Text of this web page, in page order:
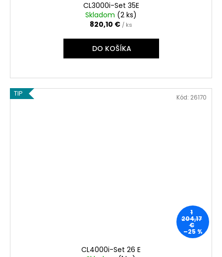
CL3000i-Set 35E
Skladom (2 ks)
820,10 € / ks
DO KOŠÍKA
TIP
1
204,17
€
–25 %
CL4000i-Set 26 E
Kód: 26170